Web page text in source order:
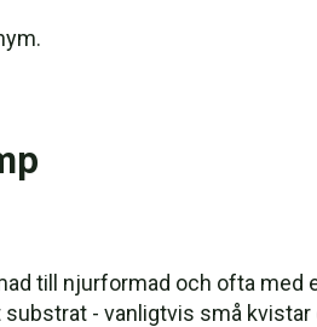
till njurformad och ofta med
- vanligtvis små